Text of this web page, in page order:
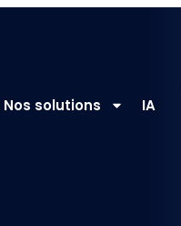
Nos solutions IA